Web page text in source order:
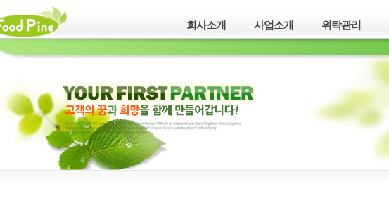
회사소개 사업소개 위탁관리